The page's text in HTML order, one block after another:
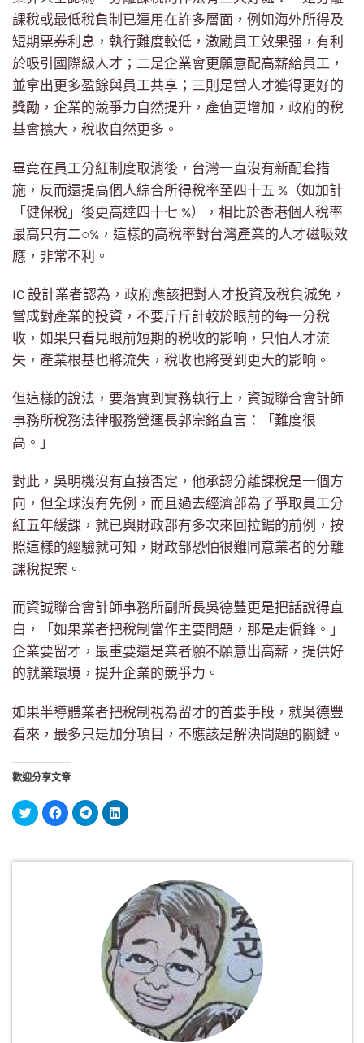
課稅或最低稅負制已運用在許多層面，例如海外所得及
短期票券利息，執行難度較低，激勵員工效果强，有利
於吸引國際級人才；二是企業會更願意配高薪給員工，
並拿出更多盈餘與員工共享；三則是當人才獲得更好的
獎勵，企業的競爭力自然提升，產值更增加，政府的稅
基會擴大，稅收自然更多。
畢竟在員工分紅制度取消後，台灣一直沒有新配套措
施，反而還提高個人綜合所得稅率至四十五 %（如加計
「健保稅」後更高達四十七 %），相比於香港個人稅率
最高只有二○%，這樣的高稅率對台灣產業的人才磁吸效
應，非常不利。
IC 設計業者認為，政府應該把對人才投資及稅負減免，
當成對產業的投資，不要斤斤計較於眼前的每一分稅
收，如果只看見眼前短期的税收的影响，只怕人才流
失，產業根基也將流失，稅收也將受到更大的影响。
但這樣的說法，要落實到實務執行上，資誠聯合會計師
事務所稅務法律服務營運長郭宗銘直言：「難度很
高。」
對此，吳明機沒有直接否定，他承認分離課稅是一個方
向，但全球沒有先例，而且過去經濟部為了爭取員工分
紅五年緩課，就已與財政部有多次來回拉鋸的前例，按
照這樣的經驗就可知，財政部恐怕很難同意業者的分離
課稅提案。
而資誠聯合會計師事務所副所長吳德豐更是把話說得直
白，「如果業者把稅制當作主要問題，那是走偏鋒。」
企業要留才，最重要還是業者願不願意出高薪，提供好
的就業環境，提升企業的競爭力。
如果半導體業者把稅制視為留才的首要手段，就吳德豐
看來，最多只是加分項目，不應該是解決問題的關鍵。
歡迎分享文章
分
享
視
按
一
享
按
一
享
啟)
分
享
視
啟)